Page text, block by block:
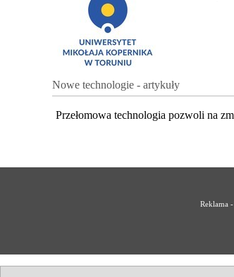
Nowe technologie - artykuły
Przełomowa technologia pozwoli na
Reklama